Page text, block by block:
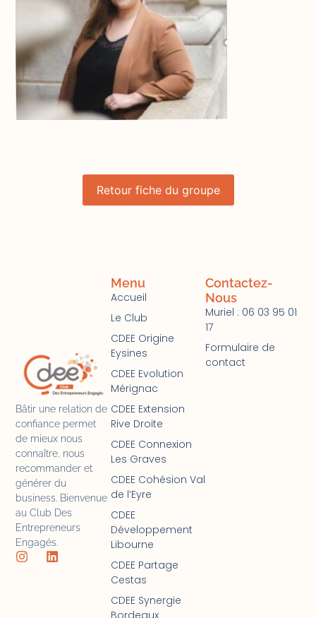
Retour fiche du groupe
Bâtir une relation de
confiance permet
de mieux nous
connaître, nous
recommander et
générer du
business. Bienvenue
au Club Des
Entrepreneurs
Engagés.
Menu
Accueil
Le Club
CDEE Origine
Eysines
CDEE Evolution
Mérignac
CDEE Extension
Rive Droite
CDEE Connexion
Les Graves
CDEE Cohésion Val
de l’Eyre
CDEE
Développement
Libourne
CDEE Partage
Cestas
CDEE Synergie
Contactez-
Nous
Muriel : 06 03 95 01
17
Formulaire de
contact